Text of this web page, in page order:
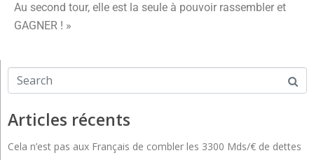
Au second tour, elle est la seule à pouvoir rassembler et
GAGNER ! »
Articles récents
Cela n’est pas aux Français de combler les 3300 Mds/€ de dettes